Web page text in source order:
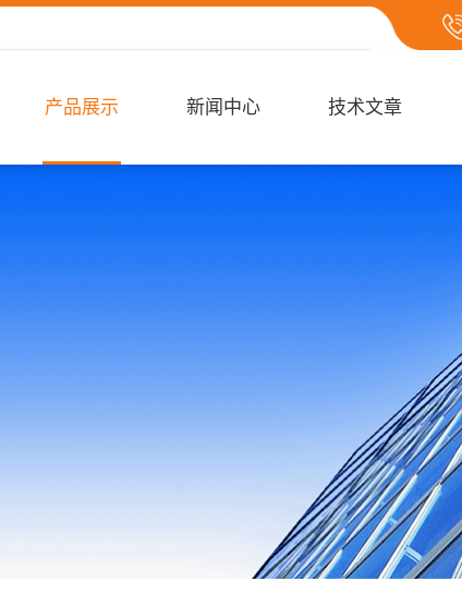
产品展示 新闻中心 技术文章